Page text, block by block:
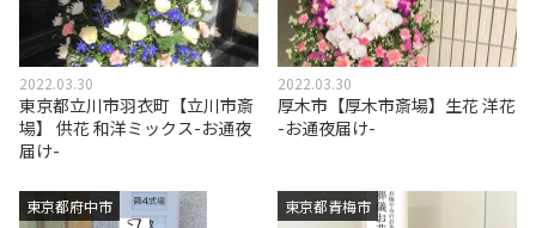
2022.03.30
東京都立川市羽衣町【立川市斎
場】 供花 和洋ミックス-お通夜
届け-
2022.03.30
厚木市【厚木市斎場】生花 洋花
-お通夜届け-
東京都府中市 東京都青梅市